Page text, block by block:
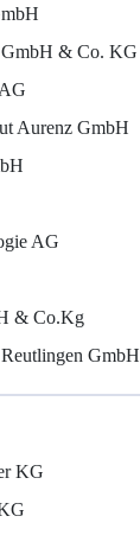
& Co. KG
Au­renz GmbH
AG
& Co.Kg
GmbH
KG